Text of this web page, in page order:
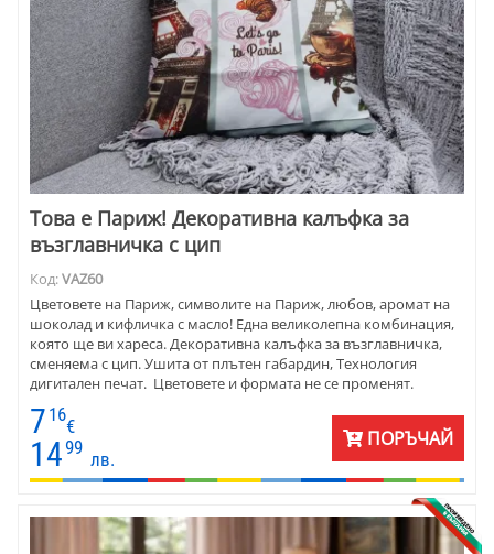
Това е Париж! Декоративна калъфка за
възглавничка с цип
Код:VAZ60
Цветовете на Париж, символите на Париж, любов, аромат на
шоколад и кифличка с масло! Една великолепна комбинация,
която ще ви хареса. Декоративна калъфка за възглавничка,
сменяема с цип. Ушита от плътен габардин, Технология
дигитален печат. Цветовете и формата не се променят.
7 16
€
1499
лв.
ПОРЪЧАЙ